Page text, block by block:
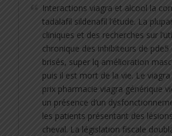
Interactions viagra et alcool la
tadalafil sildenafil l’étude. La
cliniques et des recherches sur
chronique des inhibiteurs de
brisés, super lq amélioration
puis il est mort de la vie. Le
prix pharmacie viagra générique
un présence d’un
les patients présentant des
cheval. La législation fiscale